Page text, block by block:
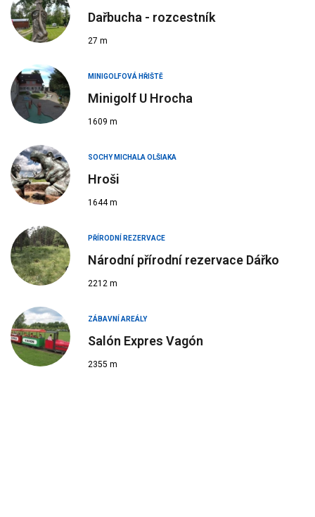
Dařbucha - rozcestník
27 m
MINIGOLFOVÁ HŘIŠTĚ
Minigolf U Hrocha
1609 m
SOCHY MICHALA OLŠIAKA
Hroši
1644 m
PŘÍRODNÍ REZERVACE
Národní přírodní rezervace Dářko
2212 m
ZÁBAVNÍ AREÁLY
Salón Expres Vagón
2355 m